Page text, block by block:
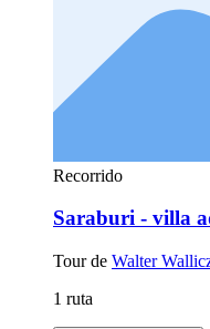
Recorrido
Saraburi - villa
Tour de Walter
1 ruta